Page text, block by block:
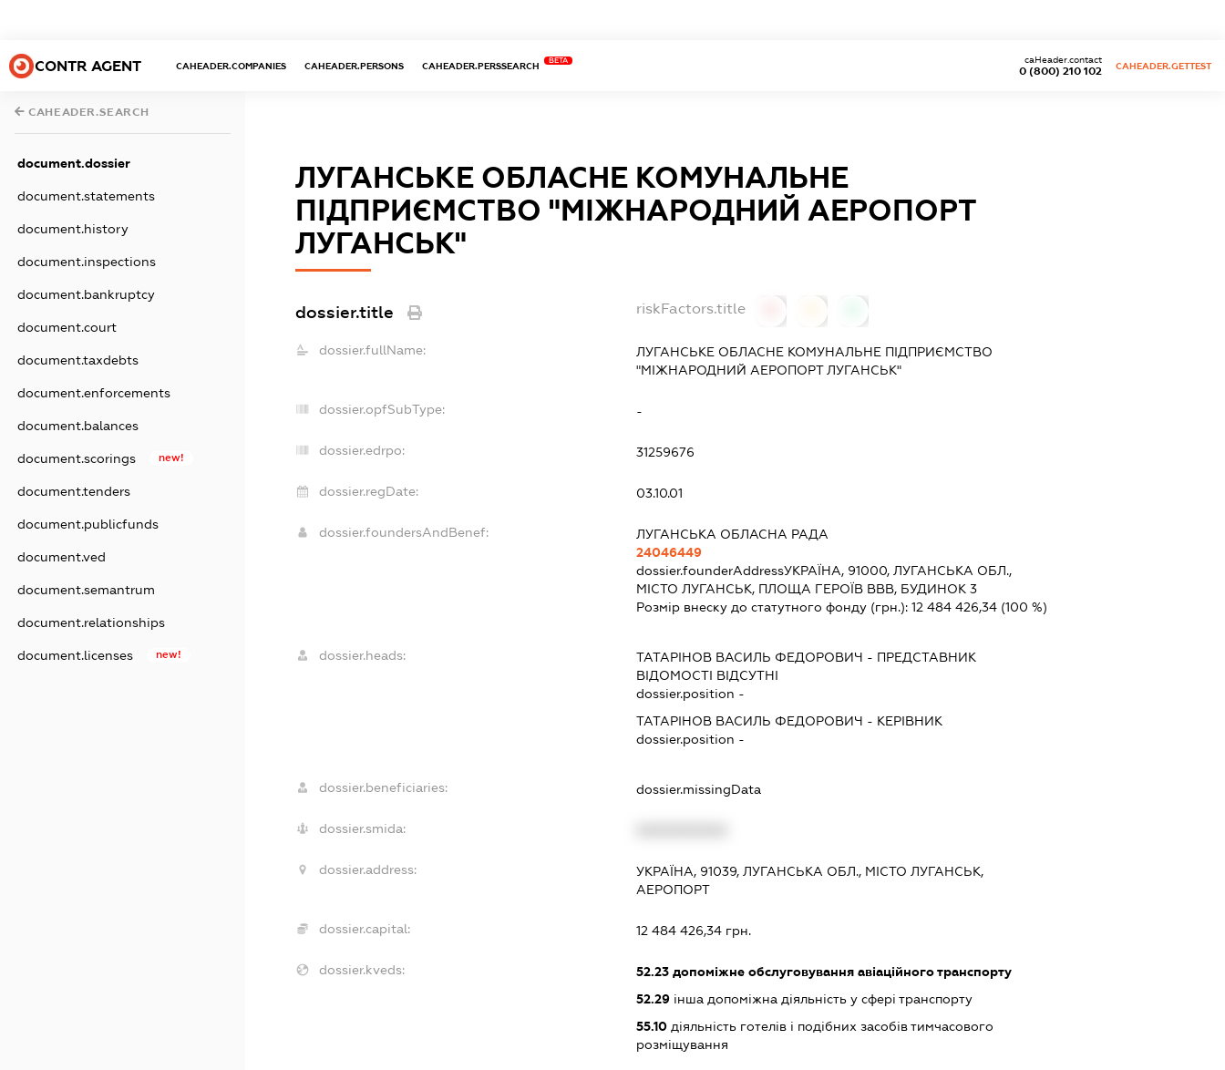
CONTR AGENT CAHEADER.COMPANIES CAHEADER.PERSONS CAHEADER.PERSSEARCH
BETA
0 (800) 210 102
caHeader.contact
CAHEADER.GETTEST
CAHEADER.SEARCH
document.dossier
document.statements
document.history
document.inspections
document.bankruptcy
document.court
document.taxdebts
document.enforcements
document.balances
document.scorings new!
document.tenders
document.publicfunds
document.ved
document.semantrum
document.relationships
document.licenses new!
ЛУГАНСЬКЕ ОБЛАСНЕ КОМУНАЛЬНЕ
ПІДПРИЄМСТВО "МІЖНАРОДНИЙ АЕРОПОРТ
ЛУГАНСЬК"
dossier.title riskFactors.title
dossier.fullName:
ЛУГАНСЬКЕ ОБЛАСНЕ КОМУНАЛЬНЕ ПІДПРИЄМСТВО
"МІЖНАРОДНИЙ АЕРОПОРТ ЛУГАНСЬК"
dossier.opfSubType: -
dossier.edrpo: 31259676
dossier.regDate: 03.10.01
dossier.foundersAndBenef:
ЛУГАНСЬКА ОБЛАСНА РАДА
24046449
dossier.founderAddressУКРАЇНА, 91000, ЛУГАНСЬКА ОБЛ.,
МІСТО ЛУГАНСЬК, ПЛОЩА ГЕРОЇВ ВВВ, БУДИНОК 3
Розмір внеску до статутного фонду (грн.): 12 484 426,34(100 %)
dossier.heads: ТАТАРІНОВ ВАСИЛЬ ФЕДОРОВИЧ - ПРЕДСТАВНИК
ВІДОМОСТІ ВІДСУТНІ
dossier.position -
ТАТАРІНОВ ВАСИЛЬ ФЕДОРОВИЧ - КЕРІВНИК
dossier.position -
dossier.beneficiaries: dossier.missingData
dossier.smida:
dossier.address:
УКРАЇНА, 91039, ЛУГАНСЬКА ОБЛ., МІСТО ЛУГАНСЬК,
АЕРОПОРТ
dossier.capital: 12 484 426,34 грн.
dossier.kveds: 52.23допоміжне обслуговування авіаційного транспорту
52.29інша допоміжна діяльність у сфері транспорту
55.10діяльність готелів і подібних засобів тимчасового
розміщування